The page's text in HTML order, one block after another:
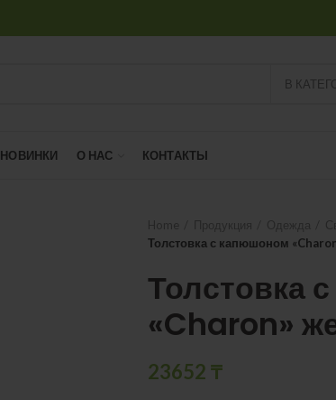
В
НОВИНКИ О НАС КОНТАКТЫ
Толстовка с капюшоном
Толстовка
«Charon»
23652 ₸